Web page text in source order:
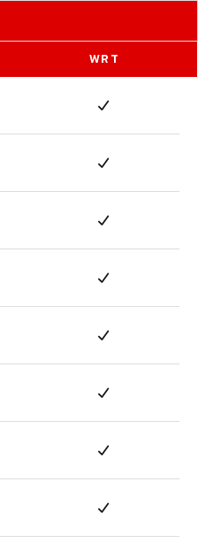
WRT